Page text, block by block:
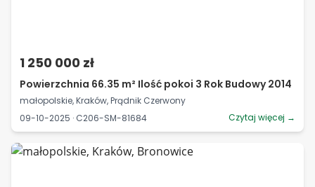
1 250 000 zł
Powierzchnia 66.35 m² Ilość pokoi 3 Rok Budowy 2014
małopolskie, Kraków, Prądnik Czerwony
09-10-2025 · C206-SM-81684
Czytaj więcej →